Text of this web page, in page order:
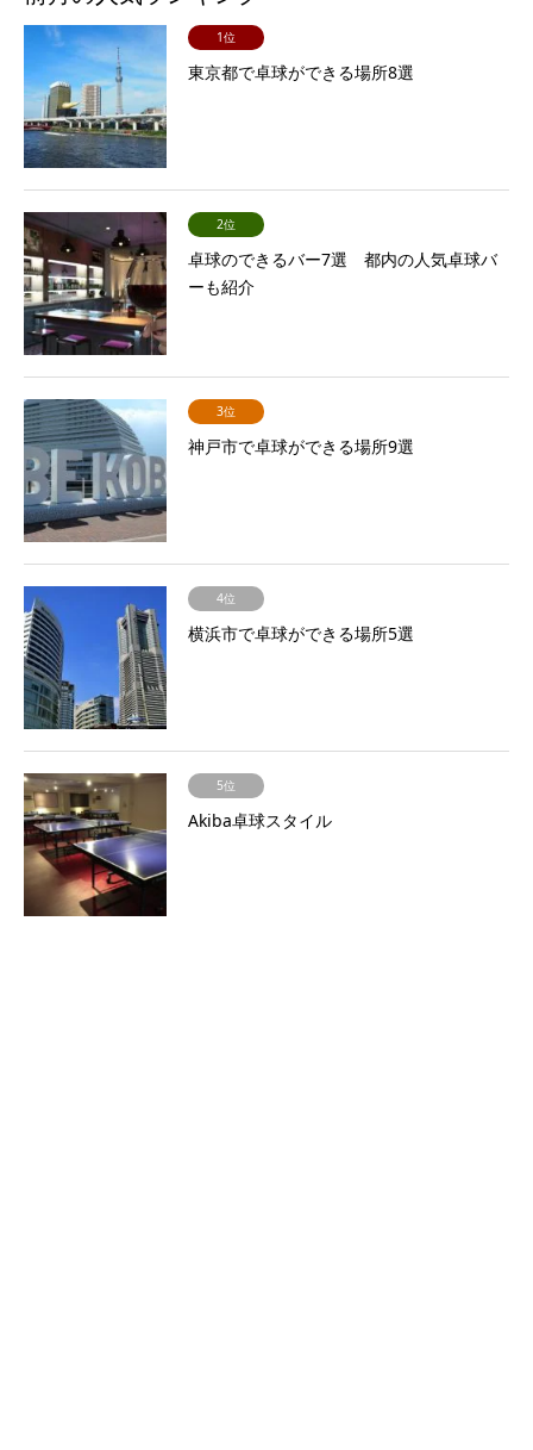
1位
東京都で卓球ができる場所8選
2位
卓球のできるバー7選 都内の人気卓球バ
ーも紹介
3位
神戸市で卓球ができる場所9選
4位
横浜市で卓球ができる場所5選
5位
Akiba卓球スタイル